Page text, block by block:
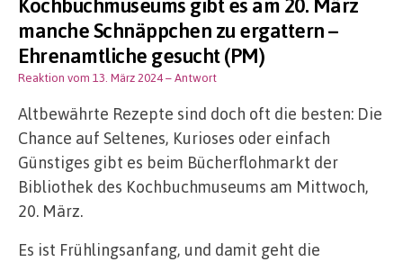
manche Schnäppchen zu ergattern –
Ehrenamtliche gesucht (PM)
Reaktion vom 13. März 2024– Antwort
Altbewährte Rezepte sind doch oft die besten: Die
Chance auf Seltenes, Kurioses oder einfach
Günstiges gibt es beim Bücherflohmarkt der
Bibliothek des Kochbuchmuseums am Mittwoch,
20. März.
Es ist Frühlingsanfang, und damit geht die